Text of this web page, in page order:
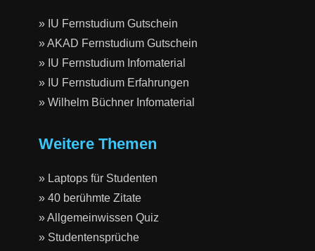
» IU Fernstudium Gutschein
» AKAD Fernstudium Gutschein
» IU Fernstudium Infomaterial
» IU Fernstudium Erfahrungen
» Wilhelm Büchner Infomaterial
Weitere Themen
» Laptops für Studenten
» 40 berühmte Zitate
» Allgemeinwissen Quiz
» Studentensprüche